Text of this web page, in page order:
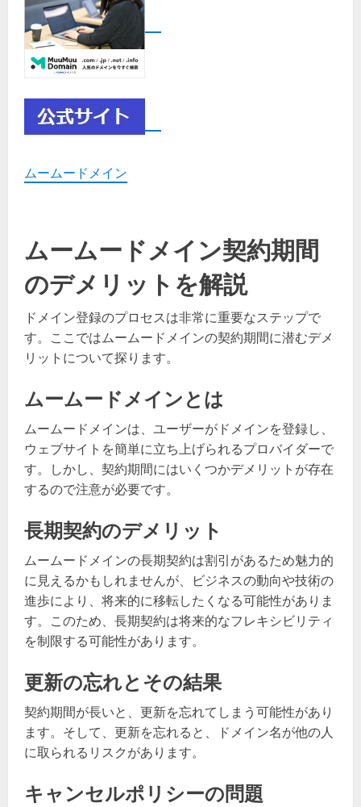
ムームードメイン
ムームードメイン契約期間
のデメリットを解説
ドメイン登録のプロセスは非常に重要なステップで
す。ここではムームードメインの契約期間に潜むデメ
リットについて探ります。
ムームードメインとは
ムームードメインは、ユーザーがドメインを登録し、
ウェブサイトを簡単に立ち上げられるプロバイダーで
す。しかし、契約期間にはいくつかデメリットが存在
するので注意が必要です。
長期契約のデメリット
ムームードメインの長期契約は割引があるため魅力的
に見えるかもしれませんが、ビジネスの動向や技術の
進歩により、将来的に移転したくなる可能性がありま
す。このため、長期契約は将来的なフレキシビリティ
を制限する可能性があります。
更新の忘れとその結果
契約期間が長いと、更新を忘れてしまう可能性があり
ます。そして、更新を忘れると、ドメイン名が他の人
に取られるリスクがあります。
キャンセルポリシーの問題